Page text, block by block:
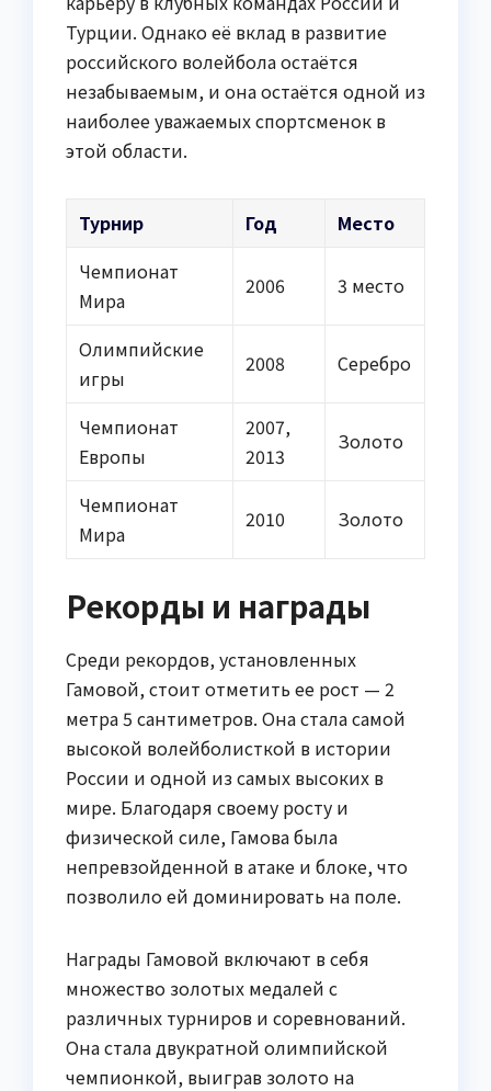
Турции. Однако её вклад в развитие
российского волейбола остаётся
незабываемым, и она остаётся одной из
наиболее уважаемых спортсменок в
этой области.
Турнир Год
Место
Чемпионат
Мира
2006 3 место
Олимпийские
игры
2008 Серебро
Чемпионат
Европы
2007,
2013
Золото
Чемпионат
Мира
2010 Золото
Рекорды и награды
Среди рекордов, установленных
Гамовой, стоит отметить ее рост — 2
метра 5 сантиметров. Она стала самой
высокой волейболисткой в истории
России и одной из самых высоких в
мире. Благодаря своему росту и
физической силе, Гамова была
непревзойденной в атаке и блоке, что
позволило ей доминировать на поле.
Награды Гамовой включают в себя
множество золотых медалей с
различных турниров и соревнований.
Она стала двукратной олимпийской
чемпионкой, выиграв золото на